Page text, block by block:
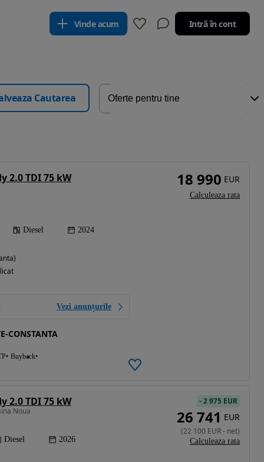
Vinde acum Intră în cont
Cautarea
2.0 TDI 75 kW
Diesel 2024
Vezi anunțurile
CONSTANTA
Buyback
18 990 EUR
Calculeaza rata
2.0 TDI 75 kW
Noua
Diesel 2026
-2 975 EUR
26 741 EUR
(22 100 EUR- net)
Calculeaza rata